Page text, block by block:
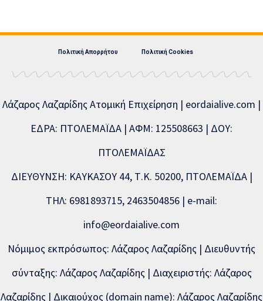
Πολιτική Απορρήτου Πολιτική Cookies
Λάζαρος Λαζαρίδης Ατομική Επιχείρηση | eordaialive.com |
ΕΔΡΑ: ΠΤΟΛΕΜΑΪΔΑ | ΑΦΜ: 125508663 | ΔΟΥ:
ΠΤΟΛΕΜΑΪΔΑΣ
ΔΙΕΥΘΥΝΣΗ: ΚΑΥΚΑΣΟΥ 44, Τ.Κ. 50200, ΠΤΟΛΕΜΑΪΔΑ |
ΤΗΛ: 6981893715, 2463504856 | e-mail:
info@eordaialive.com
Νόμιμος εκπρόσωπος: Λάζαρος Λαζαρίδης | Διευθυντής
σύνταξης: Λάζαρος Λαζαρίδης | Διαχειριστής: Λάζαρος
Λαζαρίδης | Δικαιούχος (domain name): Λάζαρος Λαζαρίδης